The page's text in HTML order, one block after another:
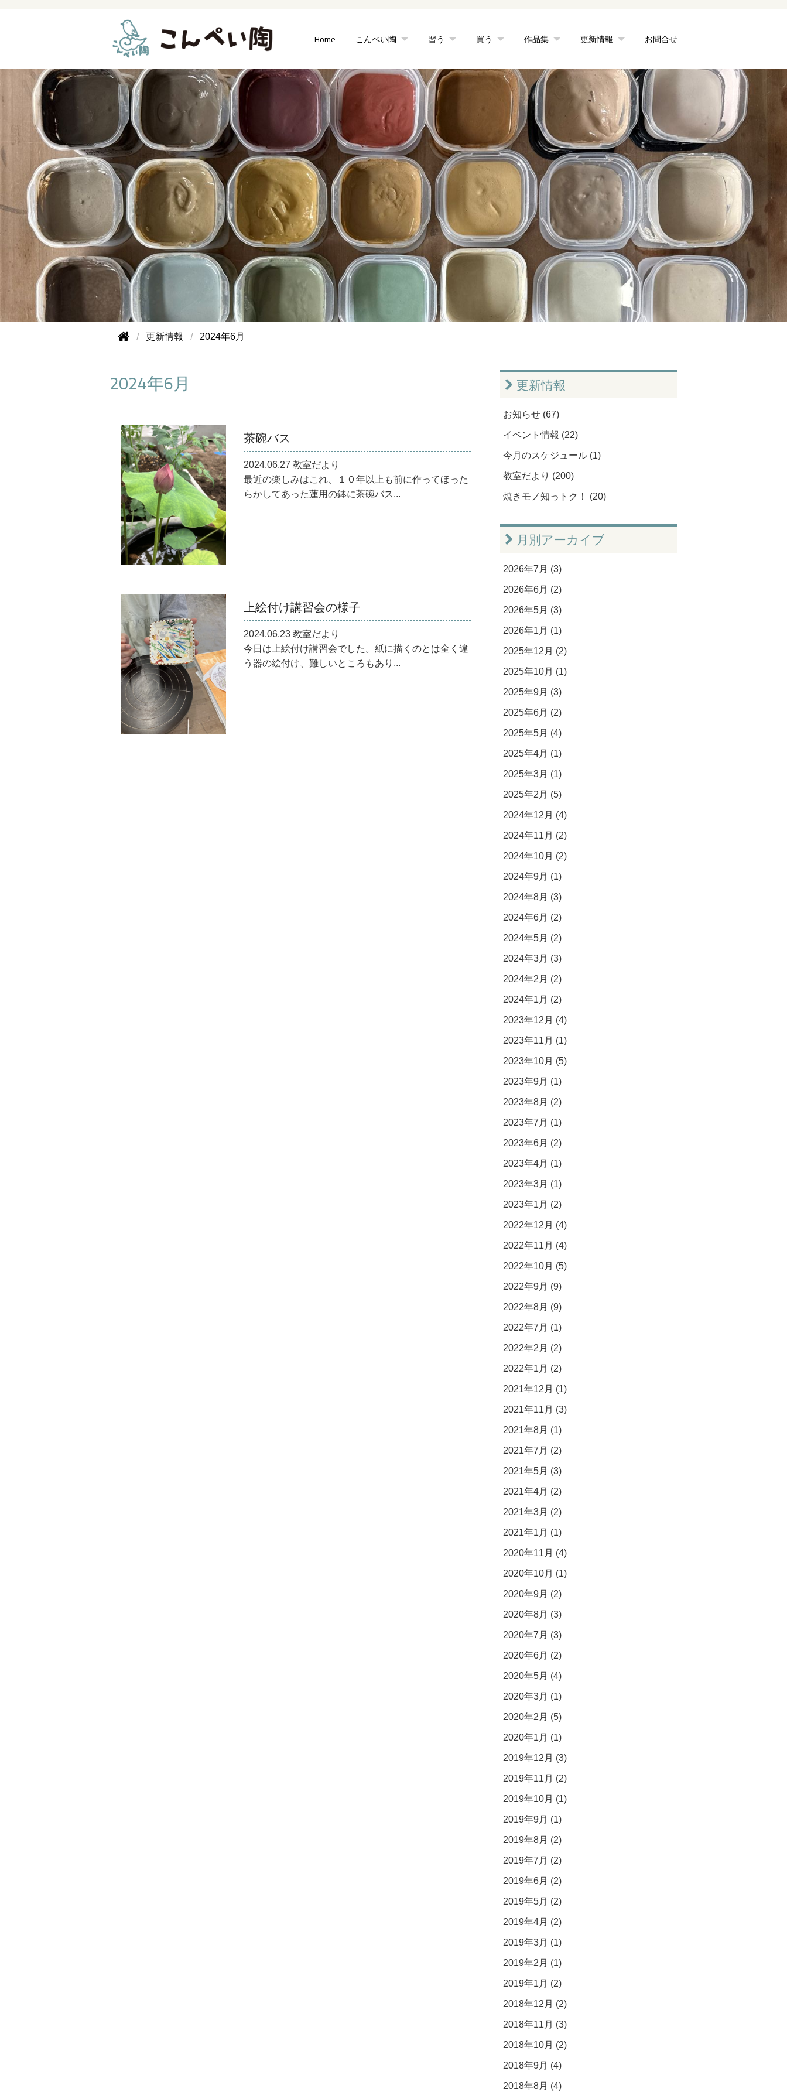
Home こんぺい陶 習う 買う 作品集 更新情報 お問合せ
更新情報 2024年6月
2024年6月
茶碗バス
2024.06.27 教室だより
最近の楽しみはこれ、１０年以上も前に作ってほった
らかしてあった蓮用の鉢に茶碗バス...
上絵付け講習会の様子
2024.06.23 教室だより
今日は上絵付け講習会でした。紙に描くのとは全く違
う器の絵付け、難しいところもあり...
更新情報
お知らせ (67)
イベント情報 (22)
今月のスケジュール (1)
教室だより (200)
焼きモノ知っトク！ (20)
月別アーカイブ
2026年7月 (3)
2026年6月 (2)
2026年5月 (3)
2026年1月 (1)
2025年12月 (2)
2025年10月 (1)
2025年9月 (3)
2025年6月 (2)
2025年5月 (4)
2025年4月 (1)
2025年3月 (1)
2025年2月 (5)
2024年12月 (4)
2024年11月 (2)
2024年10月 (2)
2024年9月 (1)
2024年8月 (3)
2024年6月 (2)
2024年5月 (2)
2024年3月 (3)
2024年2月 (2)
2024年1月 (2)
2023年12月 (4)
2023年11月 (1)
2023年10月 (5)
2023年9月 (1)
2023年8月 (2)
2023年7月 (1)
2023年6月 (2)
2023年4月 (1)
2023年3月 (1)
2023年1月 (2)
2022年12月 (4)
2022年11月 (4)
2022年10月 (5)
2022年9月 (9)
2022年8月 (9)
2022年7月 (1)
2022年2月 (2)
2022年1月 (2)
2021年12月 (1)
2021年11月 (3)
2021年8月 (1)
2021年7月 (2)
2021年5月 (3)
2021年4月 (2)
2021年3月 (2)
2021年1月 (1)
2020年11月 (4)
2020年10月 (1)
2020年9月 (2)
2020年8月 (3)
2020年7月 (3)
2020年6月 (2)
2020年5月 (4)
2020年3月 (1)
2020年2月 (5)
2020年1月 (1)
2019年12月 (3)
2019年11月 (2)
2019年10月 (1)
2019年9月 (1)
2019年8月 (2)
2019年7月 (2)
2019年6月 (2)
2019年5月 (2)
2019年4月 (2)
2019年3月 (1)
2019年2月 (1)
2019年1月 (2)
2018年12月 (2)
2018年11月 (3)
2018年10月 (2)
2018年9月 (4)
2018年8月 (4)